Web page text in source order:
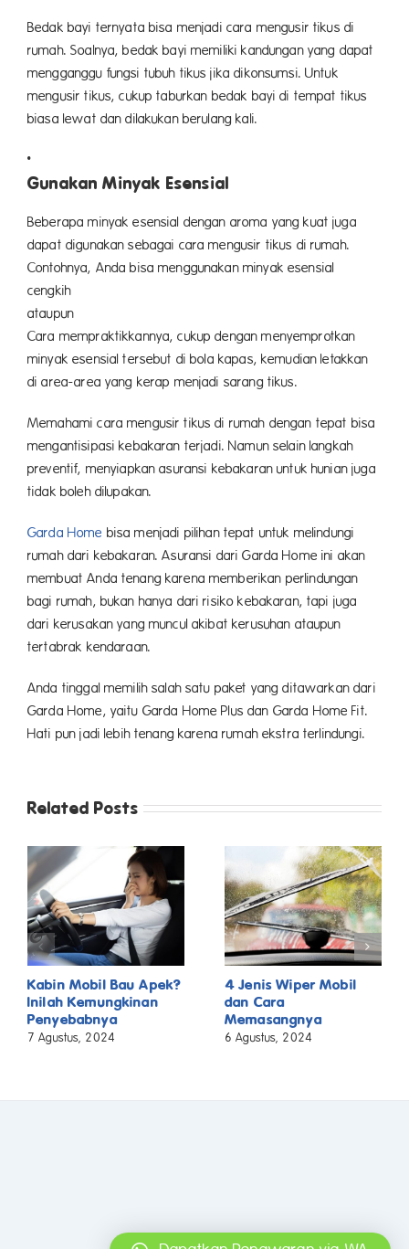
Bedak bayi ternyata bisa menjadi cara mengusir tikus di
rumah. Soalnya, bedak bayi memiliki kandungan yang dapat
mengganggu fungsi tubuh tikus jika dikonsumsi. Untuk
mengusir tikus, cukup taburkan bedak bayi di tempat tikus
biasa lewat dan dilakukan berulang kali.
Gunakan Minyak Esensial
Beberapa minyak esensial dengan aroma yang kuat juga
dapat digunakan sebagai cara mengusir tikus di rumah.
Contohnya, Anda bisa menggunakan minyak esensial
cengkih
Cara mempraktikkannya, cukup dengan menyemprotkan
minyak esensial tersebut di bola kapas, kemudian letakkan
di area-area yang kerap menjadi sarang tikus.
Memahami cara mengusir tikus di rumah dengan tepat bisa
mengantisipasi kebakaran terjadi. Namun selain langkah
preventif, menyiapkan asuransi kebakaran untuk hunian juga
tidak boleh dilupakan.
Garda Home bisa menjadi pilihan tepat untuk melindungi
rumah dari kebakaran. Asuransi dari Garda Home ini akan
membuat Anda tenang karena memberikan perlindungan
bagi rumah, bukan hanya dari risiko kebakaran, tapi juga
dari kerusakan yang muncul akibat kerusuhan ataupun
tertabrak kendaraan.
Anda tinggal memilih salah satu paket yang ditawarkan dari
Garda Home, yaitu Garda Home Plus dan Garda Home Fit.
Hati pun jadi lebih tenang karena rumah ekstra terlindungi.
Related Posts
Kabin Mobil Bau Apek?
Inilah Kemungkinan
Penyebabnya
7 Agustus, 2024
4 Jenis Wiper Mobil
dan Cara
Memasangnya
6 Agustus, 2024